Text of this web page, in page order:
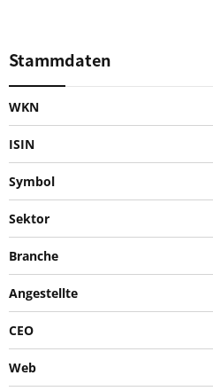
Stammdaten
WKN
ISIN
Symbol
Sektor
Branche
Angestellte
CEO
Web